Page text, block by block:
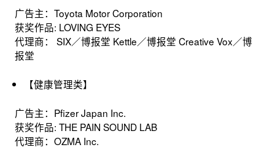
广告主：Toyota Motor Corporation
获奖作品: LOVING EYES
代理商： SIX／博报堂 Kettle／博报堂 Creative Vox／博
报堂
【健康管理类】
广告主：Pfizer Japan Inc.
获奖作品: THE PAIN SOUND LAB
代理商：OZMA Inc.